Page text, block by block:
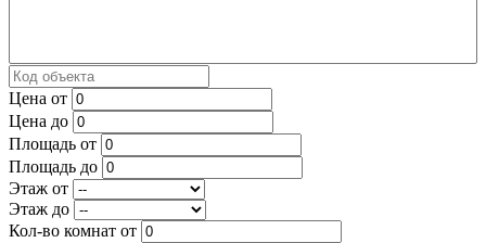
Цена от
Цена до
Площадь от
Площадь до
Этаж от
Этаж до
Кол-во комнат от